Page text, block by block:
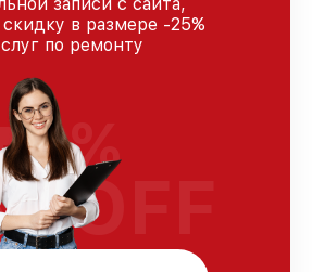
в размере -25%
по ремонту
%
OFF